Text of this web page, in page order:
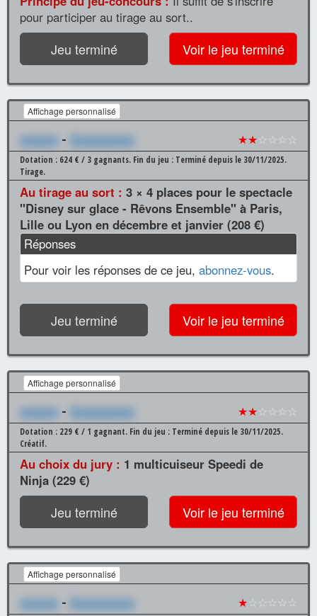
pour participer au tirage au sort..
Jeu terminé Voir le jeu terminé
Affichage personnalisé
xxxxxx - Xxxxxxxxxx ★★☆☆☆☆
Dotation : 624 € / 3 gagnants. Fin du jeu : Terminé depuis le 30/11/2025.
Tirage.
Au tirage au sort : 3 × 4 places pour le spectacle
"Disney sur glace - Rêvons Ensemble" à Paris,
Lille ou Lyon en décembre et janvier (208 €)
Réponses
Pour voir les réponses de ce jeu, abonnez-vous.
Jeu terminé Voir le jeu terminé
Affichage personnalisé
xxxxxx - Xxxxxxxxxx ★★☆☆☆☆
Dotation : 229 € / 1 gagnant. Fin du jeu : Terminé depuis le 30/11/2025.
Créatif.
Au choix du jury : 1 multicuiseur Speedi de
Ninja (229 €)
Jeu terminé Voir le jeu terminé
Affichage personnalisé
xxxxxx - Xxxxxxxxxx ★☆☆☆☆☆